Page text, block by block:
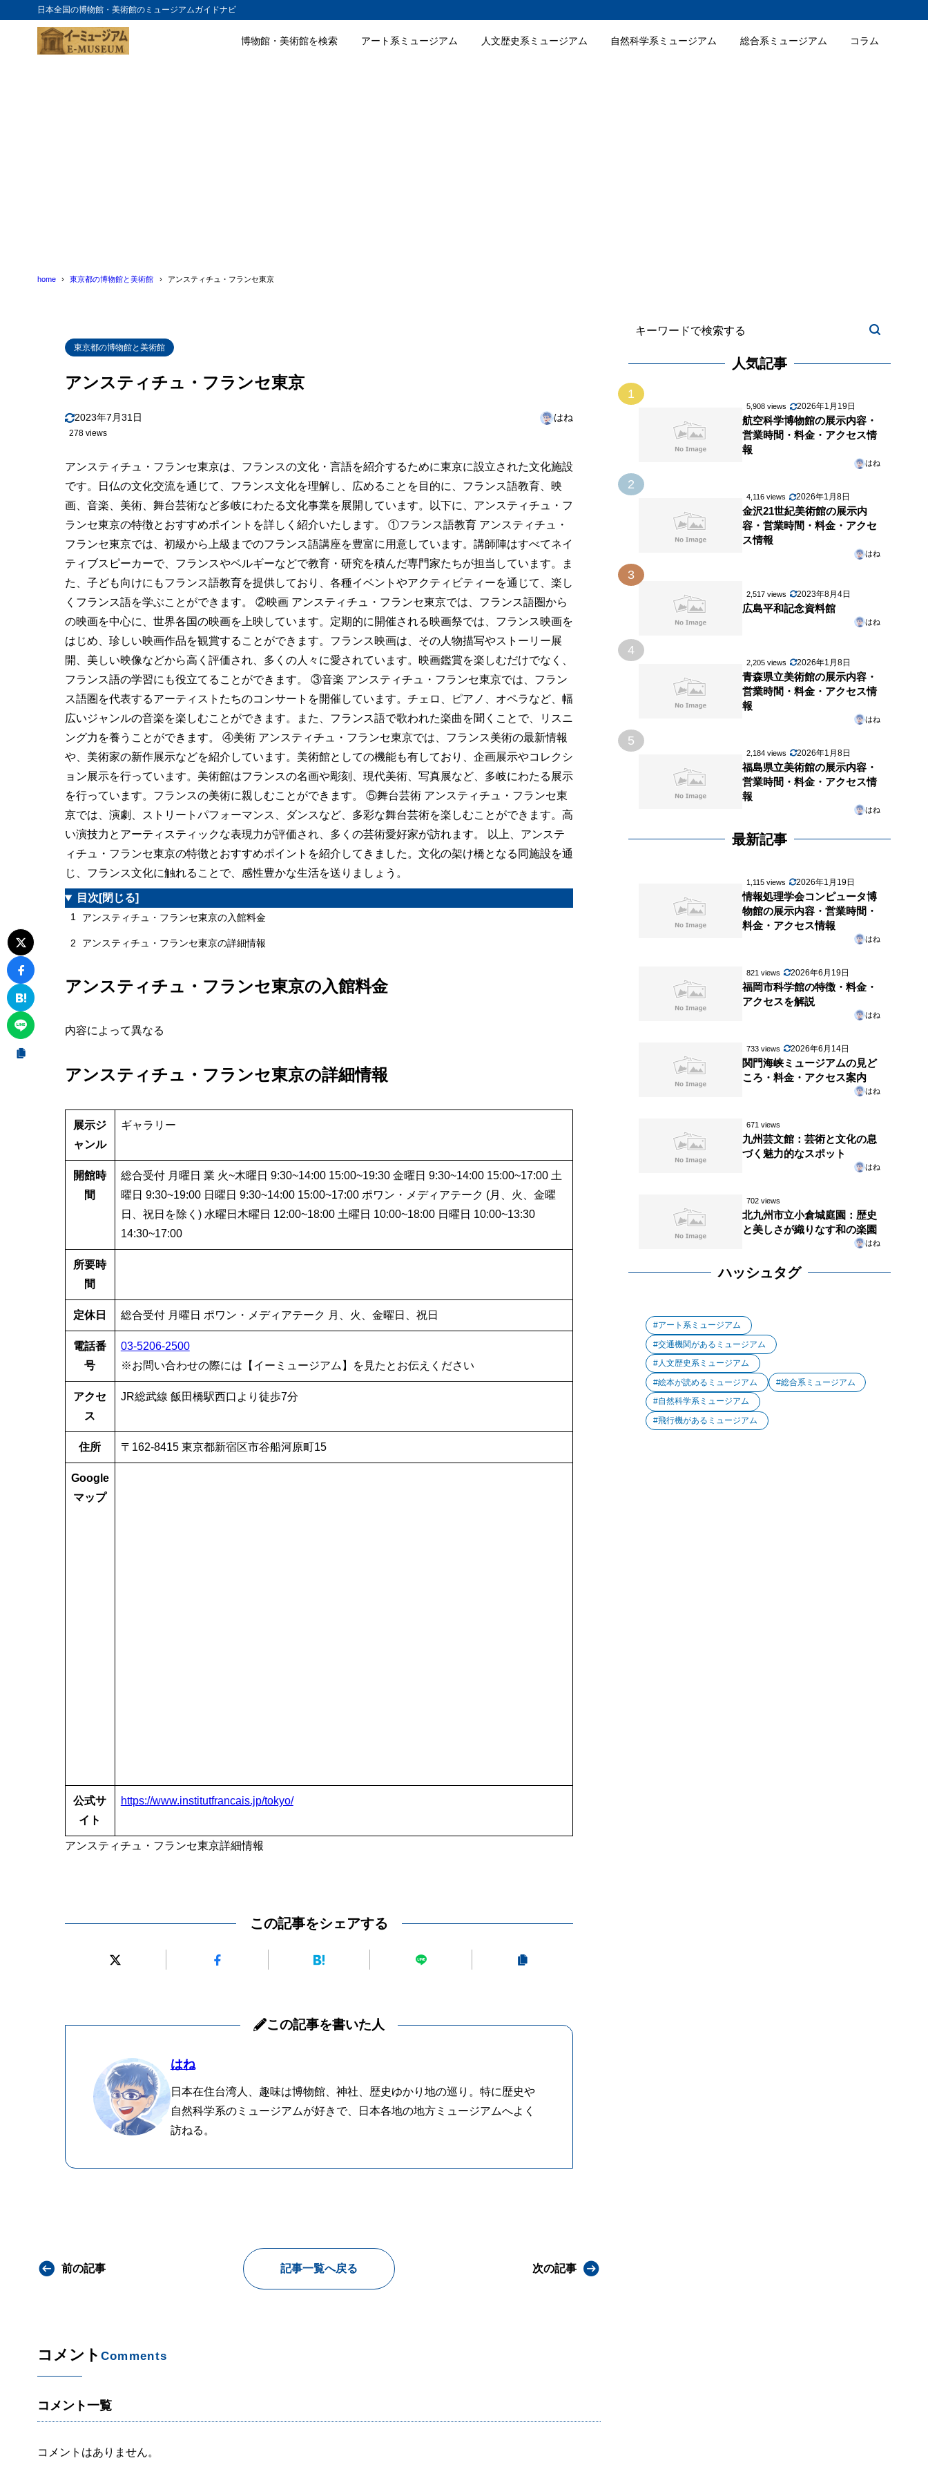
日本全国の博物館・美術館のミュージアムガイドナビ
博物館・美術館を検索 アート系ミュージアム 人文歴史系ミュージアム 自然科学系ミュージアム 総合系ミュージアム コラム
home 東京都の博物館と美術館 アンスティチュ・フランセ東京
東京都の博物館と美術館
アンスティチュ・フランセ東京
2023年7月31日 はね
278 views
アンスティチュ・フランセ東京は、フランスの文化・言語を紹介するために東京に設立された文化施設
です。日仏の文化交流を通じて、フランス文化を理解し、広めることを目的に、フランス語教育、映
画、音楽、美術、舞台芸術など多岐にわたる文化事業を展開しています。以下に、アンスティチュ・フ
ランセ東京の特徴とおすすめポイントを詳しく紹介いたします。 ①フランス語教育 アンスティチュ・
フランセ東京では、初級から上級までのフランス語講座を豊富に用意しています。講師陣はすべてネイ
ティブスピーカーで、フランスやベルギーなどで教育・研究を積んだ専門家たちが担当しています。ま
た、子ども向けにもフランス語教育を提供しており、各種イベントやアクティビティーを通じて、楽し
くフランス語を学ぶことができます。 ②映画 アンスティチュ・フランセ東京では、フランス語圏から
の映画を中心に、世界各国の映画を上映しています。定期的に開催される映画祭では、フランス映画を
はじめ、珍しい映画作品を観賞することができます。フランス映画は、その人物描写やストーリー展
開、美しい映像などから高く評価され、多くの人々に愛されています。映画鑑賞を楽しむだけでなく、
フランス語の学習にも役立てることができます。 ③音楽 アンスティチュ・フランセ東京では、フラン
ス語圏を代表するアーティストたちのコンサートを開催しています。チェロ、ピアノ、オペラなど、幅
広いジャンルの音楽を楽しむことができます。また、フランス語で歌われた楽曲を聞くことで、リスニ
ング力を養うことができます。 ④美術 アンスティチュ・フランセ東京では、フランス美術の最新情報
や、美術家の新作展示などを紹介しています。美術館としての機能も有しており、企画展示やコレクシ
ョン展示を行っています。美術館はフランスの名画や彫刻、現代美術、写真展など、多岐にわたる展示
を行っています。フランスの美術に親しむことができます。 ⑤舞台芸術 アンスティチュ・フランセ東
京では、演劇、ストリートパフォーマンス、ダンスなど、多彩な舞台芸術を楽しむことができます。高
い演技力とアーティスティックな表現力が評価され、多くの芸術愛好家が訪れます。 以上、アンステ
ィチュ・フランセ東京の特徴とおすすめポイントを紹介してきました。文化の架け橋となる同施設を通
じ、フランス文化に触れることで、感性豊かな生活を送りましょう。
目次 [閉じる]
1 アンスティチュ・フランセ東京の入館料金
2 アンスティチュ・フランセ東京の詳細情報
アンスティチュ・フランセ東京の入館料金
内容によって異なる
アンスティチュ・フランセ東京の詳細情報
展示ジ
ャンル
ギャラリー
開館時
間
総合受付 月曜日 業 火~木曜日 9:30~14:00 15:00~19:30 金曜日 9:30~14:00 15:00~17:00 土
曜日 9:30~19:00 日曜日 9:30~14:00 15:00~17:00 ポワン・メディアテーク (月、火、金曜
日、祝日を除く) 水曜日木曜日 12:00~18:00 土曜日 10:00~18:00 日曜日 10:00~13:30
14:30~17:00
所要時
間
定休日 総合受付 月曜日 ポワン・メディアテーク 月、火、金曜日、祝日
電話番
号
03-5206-2500
※お問い合わせの際には【イーミュージアム】を見たとお伝えください
アクセ
ス
JR総武線 飯田橋駅西口より徒歩7分
住所 〒162-8415 東京都新宿区市谷船河原町15
Google
マップ
公式サ
イト
https://www.institutfrancais.jp/tokyo/
アンスティチュ・フランセ東京詳細情報
この記事をシェアする
この記事を書いた人
はね
日本在住台湾人、趣味は博物館、神社、歴史ゆかり地の巡り。特に歴史や
自然科学系のミュージアムが好きで、日本各地の地方ミュージアムへよく
訪ねる。
前の記事 記事一覧へ戻る 次の記事
コメント Comments
コメント一覧
コメントはありません。
人気記事
1
5,908 views 2026年1月19日
航空科学博物館の展示内容・
営業時間・料金・アクセス情
報
はね
2
4,116 views 2026年1月8日
金沢21世紀美術館の展示内
容・営業時間・料金・アクセ
ス情報
はね
3
2,517 views 2023年8月4日
広島平和記念資料館
はね
4
2,205 views 2026年1月8日
青森県立美術館の展示内容・
営業時間・料金・アクセス情
報
はね
5
2,184 views 2026年1月8日
福島県立美術館の展示内容・
営業時間・料金・アクセス情
報
はね
最新記事
1,115 views 2026年1月19日
情報処理学会コンピュータ博
物館の展示内容・営業時間・
料金・アクセス情報
はね
821 views 2026年6月19日
福岡市科学館の特徴・料金・
アクセスを解説
はね
733 views 2026年6月14日
関門海峡ミュージアムの見ど
ころ・料金・アクセス案内
はね
671 views
九州芸文館：芸術と文化の息
づく魅力的なスポット
はね
702 views
北九州市立小倉城庭園：歴史
と美しさが織りなす和の楽園
はね
ハッシュタグ
アート系ミュージアム
交通機関があるミュージアム
人文歴史系ミュージアム
絵本が読めるミュージアム
総合系ミュージアム
自然科学系ミュージアム
飛行機があるミュージアム
目次